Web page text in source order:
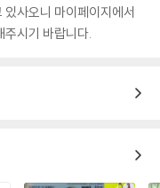
사오니 마이페이지에서
시기 바랍니다.